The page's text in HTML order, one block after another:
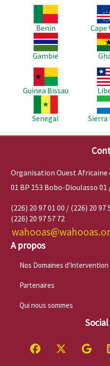
Benin
Image
Cape
Image
Gambie
Image
Image
Guinea Bissau
Image
Senegal
Image
Sierra
Organisation Ouest Africaine
01 BP 153 Bobo-Dioulasso 01
(226) 20 97 01 00 / (226) 20 97
(226) 20 97 57 72
A propos
Nos Domaines d'Intervention
Partenaires
Qui nous sommes